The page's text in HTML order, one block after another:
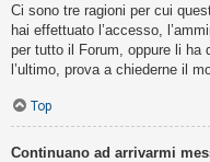
Ci sono tre ragioni per cui
hai effettuato l’accesso,
per tutto il Forum, oppure li
l’ultimo, prova a chiederne il
Top
Continuano ad arrivarmi